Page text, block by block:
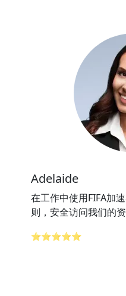
Adelaide
在工作中使用FIFA加
则，安全访问我们的资
⭐⭐⭐⭐⭐